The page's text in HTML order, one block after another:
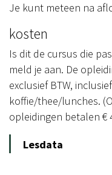
Je kunt meteen na
kosten
Is dit de cursus die
meld je aan. De
exclusief BTW,
koffie/thee/lunches.
opleidingen betalen €
Lesdata